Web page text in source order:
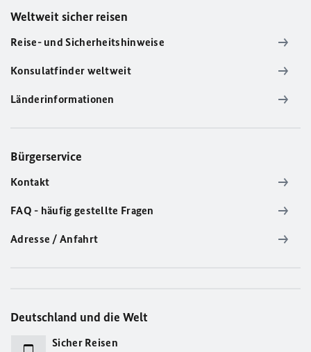
Weltweit sicher reisen
Reise- und Sicherheitshinweise
Konsulatfinder weltweit
Länderinformationen
Bürgerservice
Kontakt
FAQ - häufig gestellte Fragen
Adresse / Anfahrt
Deutschland und die Welt
Sicher Reisen